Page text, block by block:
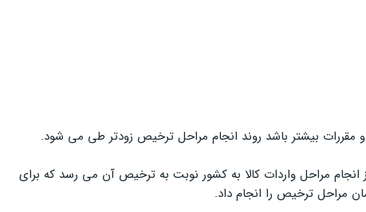
و مقررات بیشتر باشد روند انجام مراحل ترخیص زودتر طی می شود.
انجام مراحل واردات کالا به کشور نوبت به ترخیص آن می رسد که برای
مراحل ترخیص را انجام داد.